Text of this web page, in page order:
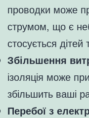
проводки може
струмом, що є
стосується
Збільшення
ізоляція може
збільшить ваші
Перебої з